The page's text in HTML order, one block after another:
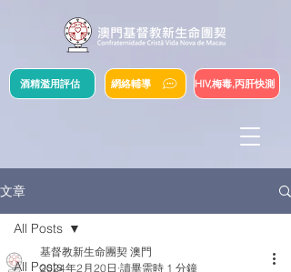
網絡輔導
酒精濫用評估 HIV,梅毒,丙肝快測
文章
All Posts
All Posts
基督教新生命團契 澳門
2024年2月20日 讀畢需時 1 分鐘